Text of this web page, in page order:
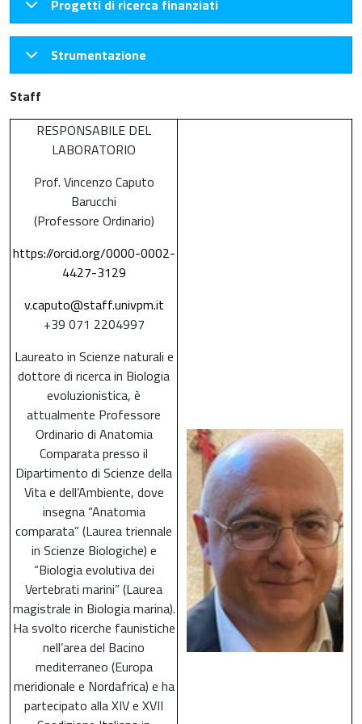
Progetti di ricerca finanziati
Strumentazione
Staff
RESPONSABILE DEL
LABORATORIO
Prof. Vincenzo Caputo
Barucchi
(Professore Ordinario)
https://orcid.org/0000-0002-
4427-3129
v.caputo@staff.univpm.it
+39 071 2204997
Laureato in Scienze naturali e
dottore di ricerca in Biologia
evoluzionistica, è
attualmente Professore
Ordinario di Anatomia
Comparata presso il
Dipartimento di Scienze della
Vita e dell’Ambiente, dove
insegna “Anatomia
comparata” (Laurea triennale
in Scienze Biologiche) e
“Biologia evolutiva dei
Vertebrati marini” (Laurea
magistrale in Biologia marina).
Ha svolto ricerche faunistiche
nell’area del Bacino
mediterraneo (Europa
meridionale e Nordafrica) e ha
partecipato alla XIV e XVII